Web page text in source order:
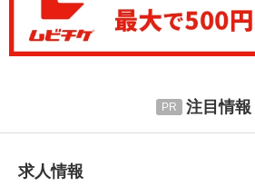
注目情報
求人情報